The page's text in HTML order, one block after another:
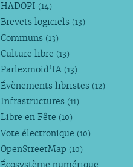
HADOPI (14)
Brevets logiciels (13)
Communs (13)
Culture libre (13)
Parlezmoid’IA (13)
Évènements libristes (12)
Infrastructures (11)
Libre en Fête (10)
Vote électronique (10)
OpenStreetMap (10)
Écosystème numérique